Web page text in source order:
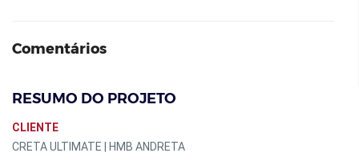
Comentários
RESUMO DO PROJETO
CLIENTE
CRETA ULTIMATE | HMB ANDRETA